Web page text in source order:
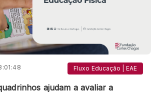
Fluxo Educação | EAE
ajudam a avaliar a